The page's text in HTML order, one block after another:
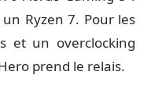
Ryzen 7. Pour les
et un overclocking
prend le relais.